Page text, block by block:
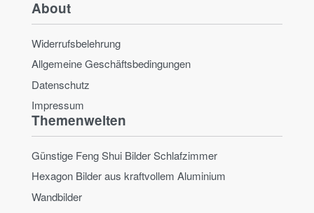
About
Widerrufsbelehrung
Allgemeine Geschäftsbedingungen
Datenschutz
Impressum
Themenwelten
Günstige Feng Shui Bilder Schlafzimmer
Hexagon Bilder aus kraftvollem Aluminium
Wandbilder